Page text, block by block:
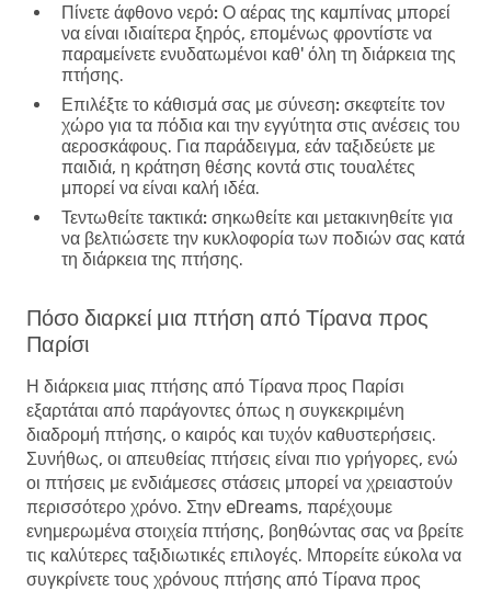
Πίνετε άφθονο νερό: Ο αέρας της καμπίνας μπορεί
να είναι ιδιαίτερα ξηρός, επομένως φροντίστε να
παραμείνετε ενυδατωμένοι καθ' όλη τη διάρκεια της
πτήσης.
Επιλέξτε το κάθισμά σας με σύνεση: σκεφτείτε τον
χώρο για τα πόδια και την εγγύτητα στις ανέσεις του
αεροσκάφους. Για παράδειγμα, εάν ταξιδεύετε με
παιδιά, η κράτηση θέσης κοντά στις τουαλέτες
μπορεί να είναι καλή ιδέα.
Τεντωθείτε τακτικά: σηκωθείτε και μετακινηθείτε για
να βελτιώσετε την κυκλοφορία των ποδιών σας κατά
τη διάρκεια της πτήσης.
Πόσο διαρκεί μια πτήση από Τίρανα προς
Παρίσι
Η διάρκεια μιας πτήσης από Τίρανα προς Παρίσι
εξαρτάται από παράγοντες όπως η συγκεκριμένη
διαδρομή πτήσης, ο καιρός και τυχόν καθυστερήσεις.
Συνήθως, οι απευθείας πτήσεις είναι πιο γρήγορες, ενώ
οι πτήσεις με ενδιάμεσες στάσεις μπορεί να χρειαστούν
περισσότερο χρόνο. Στην eDreams, παρέχουμε
ενημερωμένα στοιχεία πτήσης, βοηθώντας σας να βρείτε
τις καλύτερες ταξιδιωτικές επιλογές. Μπορείτε εύκολα να
συγκρίνετε τους χρόνους πτήσης από Τίρανα προς